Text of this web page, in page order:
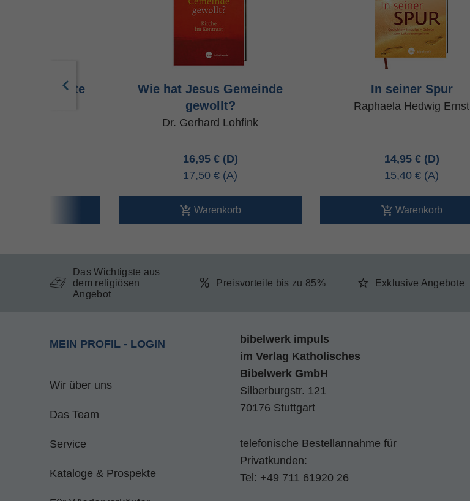
Gebete
Wie hat Jesus Gemeinde
gewollt?
Dr. Gerhard Lohfink
16,95 €
17,50 €
Warenkorb
In seiner Spur
Raphaela Hedwig Ernst
14,95 €
15,40 €
Warenkorb
Das Wichtigste aus
dem religiösen
Angebot
Preisvorteile bis zu 85% Exklusive Angebote
MEIN PROFIL - LOGIN
Wir über uns
Das Team
Service
Kataloge & Prospekte
bibelwerk impuls
im Verlag Katholisches
Bibelwerk GmbH
Silberburgstr. 121
70176 Stuttgart
telefonische Bestellannahme für
Privatkunden:
Tel: +49 711 61920 26